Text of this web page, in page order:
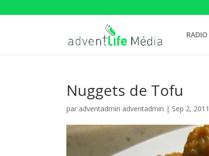
RADIO
Nuggets de Tofu
par adventadmin adventadmin | Sep 2, 2011